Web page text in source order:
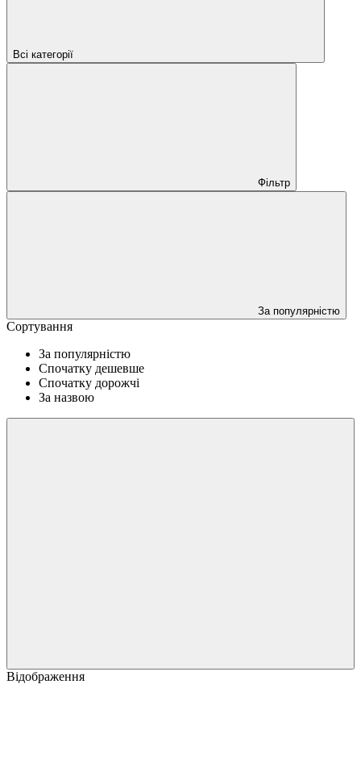
Всі категорії
Фільтр
За популярністю
Сортування
За популярністю
Спочатку дешевше
Спочатку дорожчі
За назвою
Відображення